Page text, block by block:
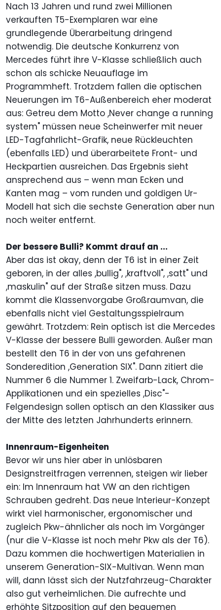
Nach 13 Jahren und rund zwei Millionen
verkauften T5-Exemplaren war eine
grundlegende Überarbeitung dringend
notwendig. Die deutsche Konkurrenz von
Mercedes führt ihre V-Klasse schließlich auch
schon als schicke Neuauflage im
Programmheft. Trotzdem fallen die optischen
Neuerungen im T6-Außenbereich eher moderat
aus: Getreu dem Motto ,Never change a running
system" müssen neue Scheinwerfer mit neuer
LED-Tagfahrlicht-Grafik, neue Rückleuchten
(ebenfalls LED) und überarbeitete Front- und
Heckpartien ausreichen. Das Ergebnis sieht
ansprechend aus – wenn man Ecken und
Kanten mag – vom runden und goldigen Ur-
Modell hat sich die sechste Generation aber nun
noch weiter entfernt.
Der bessere Bulli? Kommt drauf an ...
Aber das ist okay, denn der T6 ist in einer Zeit
geboren, in der alles ,bullig", ,kraftvoll", ,satt" und
,maskulin" auf der Straße sitzen muss. Dazu
kommt die Klassenvorgabe Großraumvan, die
ebenfalls nicht viel Gestaltungsspielraum
gewährt. Trotzdem: Rein optisch ist die Mercedes
V-Klasse der bessere Bulli geworden. Außer man
bestellt den T6 in der von uns gefahrenen
Sonderedition ,Generation SIX". Dann zitiert die
Nummer 6 die Nummer 1. Zweifarb-Lack, Chrom-
Applikationen und ein spezielles ,Disc"-
Felgendesign sollen optisch an den Klassiker aus
der Mitte des letzten Jahrhunderts erinnern.
Innenraum-Eigenheiten
Bevor wir uns hier aber in unlösbaren
Designstreitfragen verrennen, steigen wir lieber
ein: Im Innenraum hat VW an den richtigen
Schrauben gedreht. Das neue Interieur-Konzept
wirkt viel harmonischer, ergonomischer und
zugleich Pkw-ähnlicher als noch im Vorgänger
(nur die V-Klasse ist noch mehr Pkw als der T6).
Dazu kommen die hochwertigen Materialien in
unserem Generation-SIX-Multivan. Wenn man
will, dann lässt sich der Nutzfahrzeug-Charakter
also gut verheimlichen. Die aufrechte und
erhöhte Sitzposition auf den bequemen